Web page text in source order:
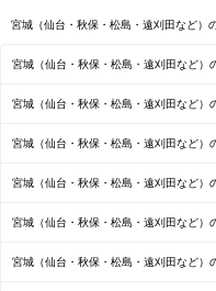
宮城（仙台・秋保・松島・遠刈田など）
宮城（仙台・秋保・松島・遠刈田など）
宮城（仙台・秋保・松島・遠刈田など）
宮城（仙台・秋保・松島・遠刈田など）
宮城（仙台・秋保・松島・遠刈田など）
宮城（仙台・秋保・松島・遠刈田など）
宮城（仙台・秋保・松島・遠刈田など）